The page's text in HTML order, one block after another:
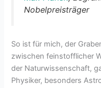
Nobelpreisträger
So ist für mich, der
zwischen feinstofflicher
der Naturwissenschaft,
Physiker, besonders